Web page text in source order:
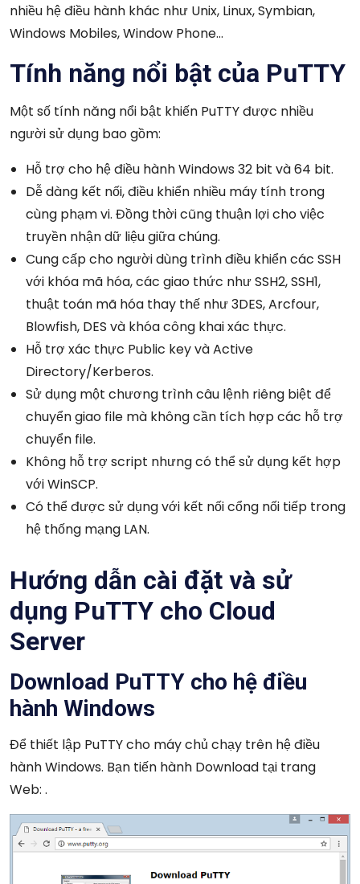
nhiều hệ điều hành khác như Unix, Linux, Symbian,
Windows Mobiles, Window Phone…
Tính năng nổi bật của PuTTY
Một số tính năng nổi bật khiến PuTTY được nhiều
người sử dụng bao gồm:
Hỗ trợ cho hệ điều hành Windows 32 bit và 64 bit.
Dễ dàng kết nối, điều khiển nhiều máy tính trong
cùng phạm vi. Đồng thời cũng thuận lợi cho việc
truyền nhận dữ liệu giữa chúng.
Cung cấp cho người dùng trình điều khiển các SSH
với khóa mã hóa, các giao thức như SSH2, SSH1,
thuật toán mã hóa thay thế như 3DES, Arcfour,
Blowfish, DES và khóa công khai xác thực.
Hỗ trợ xác thực Public key và Active
Directory/Kerberos.
Sử dụng một chương trình câu lệnh riêng biệt để
chuyển giao file mà không cần tích hợp các hỗ trợ
chuyển file.
Không hỗ trợ script nhưng có thể sử dụng kết hợp
với WinSCP.
Có thể được sử dụng với kết nối cổng nối tiếp trong
hệ thống mạng LAN.
Hướng dẫn cài đặt và sử
dụng PuTTY cho Cloud
Server
Download PuTTY cho hệ điều
hành Windows
Để thiết lập PuTTY cho máy chủ chạy trên hệ điều
hành Windows. Bạn tiến hành Download tại trang
Web: .